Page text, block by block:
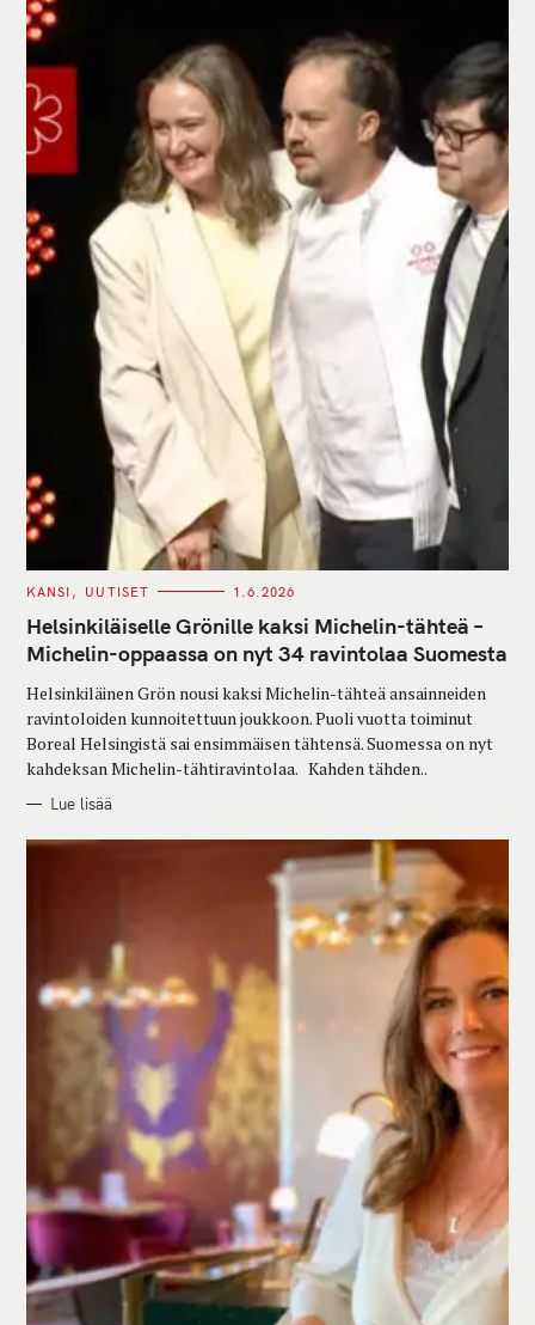
C
T
E
G
O
I
S
KANSI UUTISET 1.6.2026
Helsinkiläiselle Grönille kaksi Michelin-tähteä –
Michelin-oppaassa on nyt 34 ravintolaa Suomesta
Helsinkiläinen Grön nousi kaksi Michelin-tähteä ansainneiden
ravintoloiden kunnoitettuun joukkoon. Puoli vuotta toiminut
Boreal Helsingistä sai ensimmäisen tähtensä. Suomessa on nyt
kahdeksan Michelin-tähtiravintolaa. Kahden tähden..
Lue lisää